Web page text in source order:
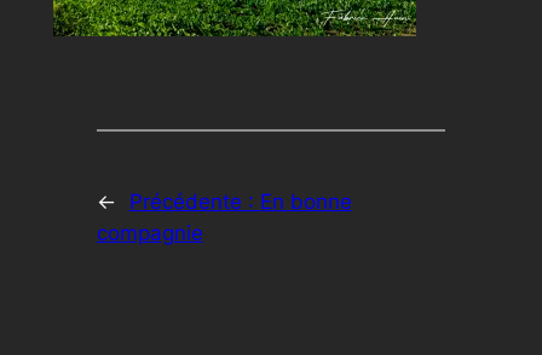
← Précédente : En bonne
compagnie